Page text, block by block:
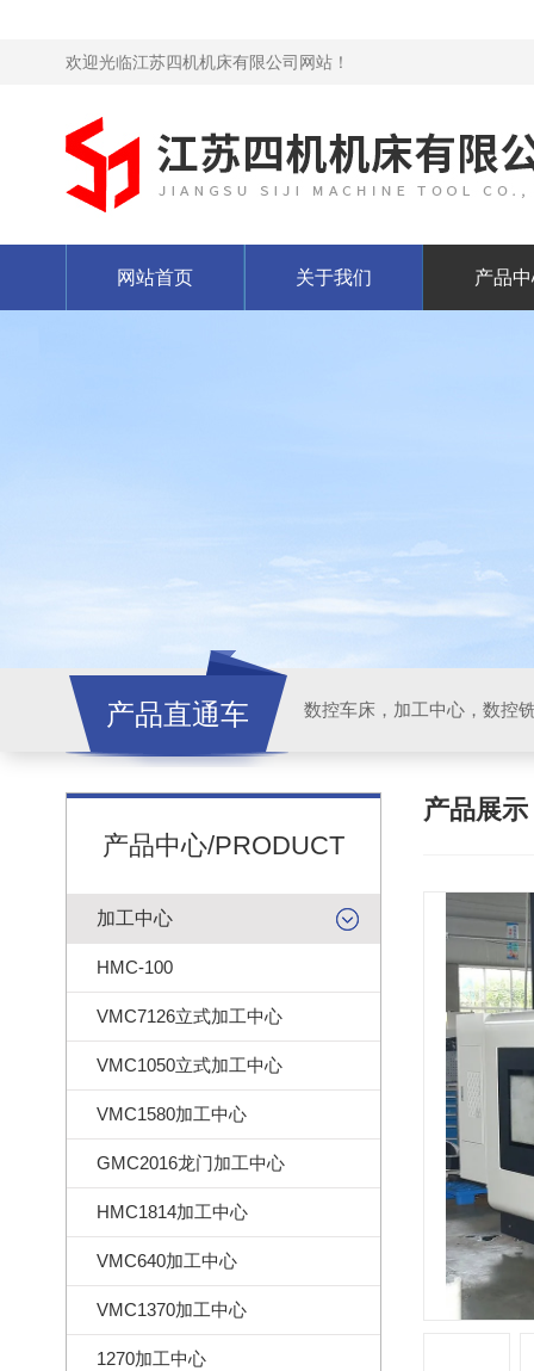
欢迎光临江苏四机机床有限公司网站！
网站首页 关于我们 产品
产品直通车
产品中心/PRODUCT
加工中心
HMC-100
VMC7126立式加工中心
VMC1050立式加工中心
VMC1580加工中心
GMC2016龙门加工中心
HMC1814加工中心
VMC640加工中心
VMC1370加工中心
1270加工中心
产品展示